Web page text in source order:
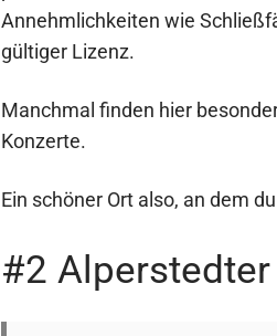
Annehmlichkeiten wie
gültiger Lizenz.
Manchmal finden hier
Konzerte.
Ein schöner Ort also, an dem
#2 Alperstedter